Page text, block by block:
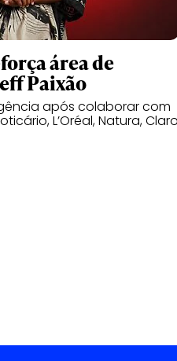
área de
Paixão
após colaborar com
L’Oréal, Natura, Claro